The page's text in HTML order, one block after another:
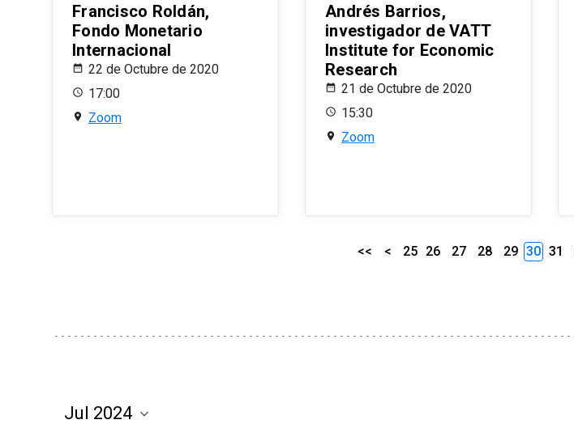
Francisco Roldán,
Fondo Monetario
Internacional
22 de Octubre de 2020
17:00
Zoom
Andrés Barrios,
investigador de VATT
Institute for Economic
Research
21 de Octubre de 2020
15:30
Zoom
<< < 25 26 27 28 29 30 31